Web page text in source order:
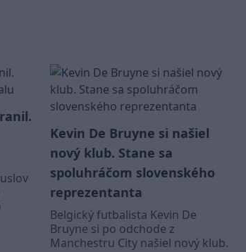
Kevin De Bruyne si našiel
nový klub. Stane sa
spoluhráčom slovenského
reprezentanta
Belgický futbalista Kevin De
Bruyne si po odchode z
Manchestru City našiel nový klub.